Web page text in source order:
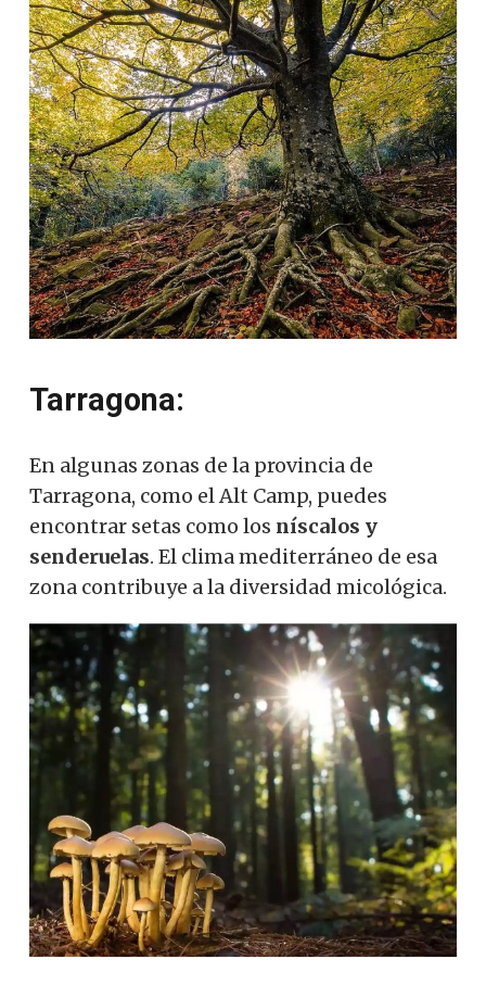
Tarragona:
En algunas zonas de la provincia de
Tarragona, como el Alt Camp, puedes
encontrar setas como los níscalos y
senderuelas. El clima mediterráneo de esa
zona contribuye a la diversidad micológica.